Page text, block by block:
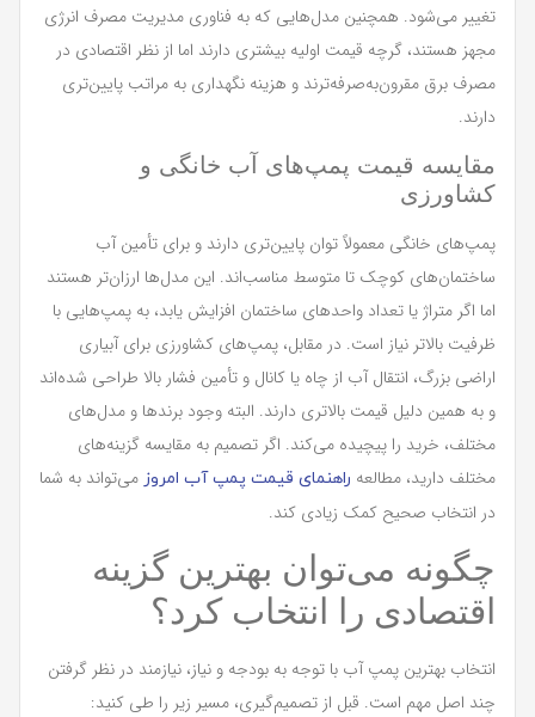
تغییر می‌شود. همچنین مدل‌هایی که به فناوری مدیریت مصرف انرژی
مجهز هستند، گرچه قیمت اولیه بیشتری دارند اما از نظر اقتصادی در
مصرف برق مقرون‌به‌صرفه‌ترند و هزینه نگهداری به مراتب پایین‌تری
دارند.
مقایسه قیمت پمپ‌های آب خانگی و
کشاورزی
پمپ‌های خانگی معمولاً توان پایین‌تری دارند و برای تأمین آب
ساختمان‌های کوچک تا متوسط مناسب‌اند. این مدل‌ها ارزان‌تر هستند
اما اگر متراژ یا تعداد واحدهای ساختمان افزایش یابد، به پمپ‌هایی با
ظرفیت بالاتر نیاز است. در مقابل، پمپ‌های کشاورزی برای آبیاری
اراضی بزرگ، انتقال آب از چاه یا کانال و تأمین فشار بالا طراحی شده‌اند
و به همین دلیل قیمت بالاتری دارند. البته وجود برندها و مدل‌های
مختلف، خرید را پیچیده می‌کند. اگر تصمیم به مقایسه گزینه‌های
مختلف دارید، مطالعه راهنمای قیمت پمپ آب امروز می‌تواند به شما
در انتخاب صحیح کمک زیادی کند.
چگونه می‌توان بهترین گزینه
اقتصادی را انتخاب کرد؟
انتخاب بهترین پمپ آب با توجه به بودجه و نیاز، نیازمند در نظر گرفتن
چند اصل مهم است. قبل از تصمیم‌گیری، مسیر زیر را طی کنید: